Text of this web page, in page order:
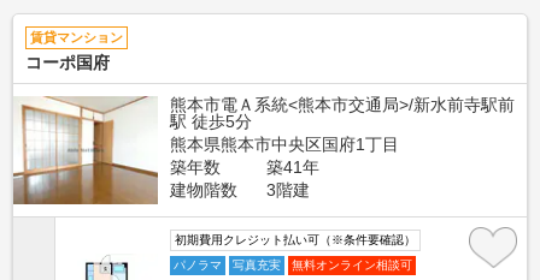
賃貸マンション
コーポ国府
熊本市電Ａ系統<熊本市交通局>/新水前寺駅前
駅 徒歩5分
熊本県熊本市中央区国府1丁目
築年数
築41年
建物階数
3階建
初期費用クレジット払い可（※条件要確認）
パノラマ
写真充実 無料オンライン相談可